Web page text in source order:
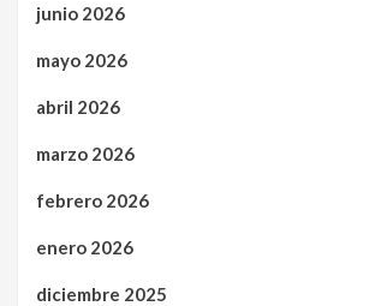
junio 2026
mayo 2026
abril 2026
marzo 2026
febrero 2026
enero 2026
diciembre 2025